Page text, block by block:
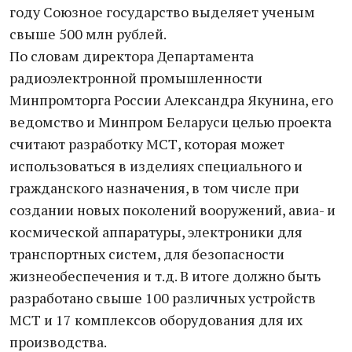
году Союзное государство выделяет ученым
свыше 500 млн рублей.
По словам директора Департамента
радиоэлектронной промышленности
Минпромторга России Александра Якунина, его
ведомство и Минпром Беларуси целью проекта
считают разработку МСТ, которая может
использоваться в изделиях специального и
гражданского назначения, в том числе при
создании новых поколений вооружений, авиа- и
космической аппаратуры, электроники для
транспортных систем, для безопасности
жизнеобеспечения и т.д. В итоге должно быть
разработано свыше 100 различных устройств
МСТ и 17 комплексов оборудования для их
производства.